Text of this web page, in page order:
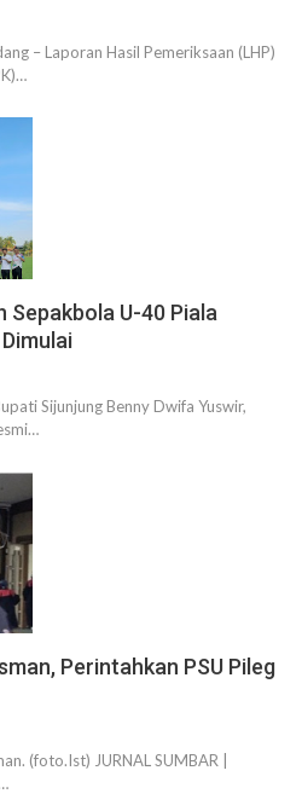
– Laporan Hasil Pemeriksaan (LHP)
Sepakbola U-40 Piala
Sijunjung Benny Dwifa Yuswir,
Perintahkan PSU Pileg
(foto.Ist) JURNAL SUMBAR |